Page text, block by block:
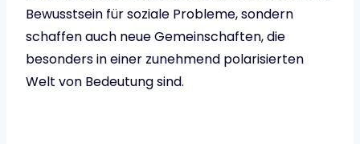
Bewusstsein für soziale Probleme, sondern
schaffen auch neue Gemeinschaften, die
besonders in einer zunehmend polarisierten
Welt von Bedeutung sind.